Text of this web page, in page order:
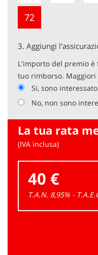
72
3. Aggiungi
L'importo del premio
tuo rimborso.
Si, sono interessato
No, non sono
La tua rata
(IVA inclusa)
40 €
T.A.N. 8,95% -